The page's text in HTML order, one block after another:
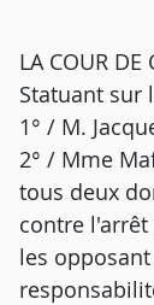
LA COUR
Statuant sur
1° / M.
2° / Mme
tous deux
contre l'arrêt
les